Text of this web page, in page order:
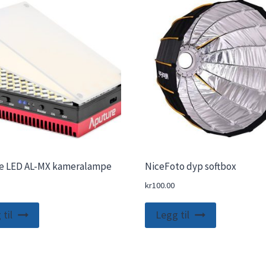
LED AL-MX kameralampe
til
NiceFoto dyp softbox
kr100.00
Legg til